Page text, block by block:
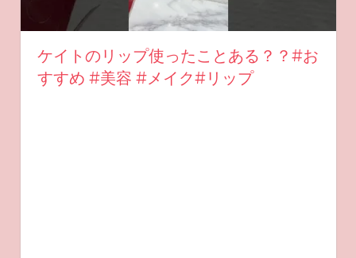
ケイトのリップ使ったことある？？#お
すすめ #美容 #メイク#リップ